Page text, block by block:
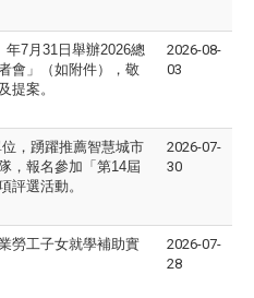
年7月 31 日舉辦2026總
會」（如附件），敬
提案。
2026-08-
03
，踴躍推薦智慧城市
，報名參加「第14屆
評選活動。
2026-07-
30
勞工子女就學補助實
2026-07-
28